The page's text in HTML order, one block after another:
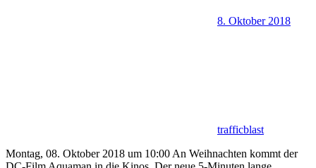
8. Oktober 2018
trafficblast
Montag, 08. Oktober 2018 um 10:00 An Weihnachten kommt der